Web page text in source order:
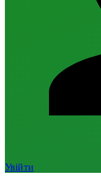
Увійти